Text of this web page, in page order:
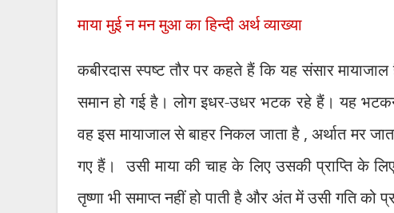
माया मुई न मन मुआ का हिन्दी अर्थ व्याख्या
कबीरदास स्पष्ट तौर पर कहते हैं कि यह संसार मायाजाल
समान हो गई है। लोग इधर-उधर भटक रहे हैं। यह
वह इस मायाजाल से बाहर निकल जाता है ,अर्थात मर
गए हैं।
उसी माया की चाह के लिए उसकी प्राप्ति के
तृष्णा भी समाप्त नहीं हो पाती है और अंत में उसी गति को